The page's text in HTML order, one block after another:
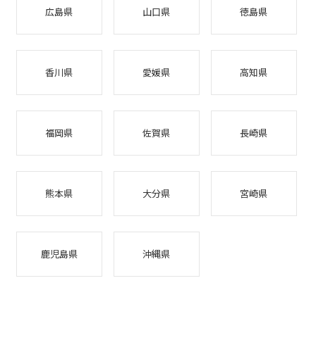
広島県 山口県 徳島県
香川県 愛媛県 高知県
福岡県 佐賀県 長崎県
熊本県 大分県 宮崎県
鹿児島県 沖縄県